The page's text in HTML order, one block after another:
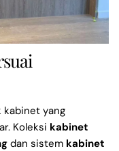
kabinet yang
Koleksi kabinet
dan sistem kabinet